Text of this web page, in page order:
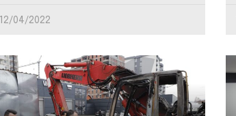
12/04/2022